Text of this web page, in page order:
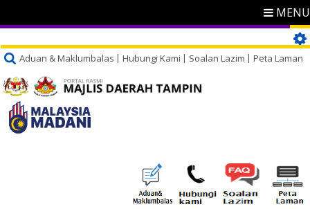
MENU
Aduan & Maklumbalas Hubungi Kami Soalan Lazim Peta Laman